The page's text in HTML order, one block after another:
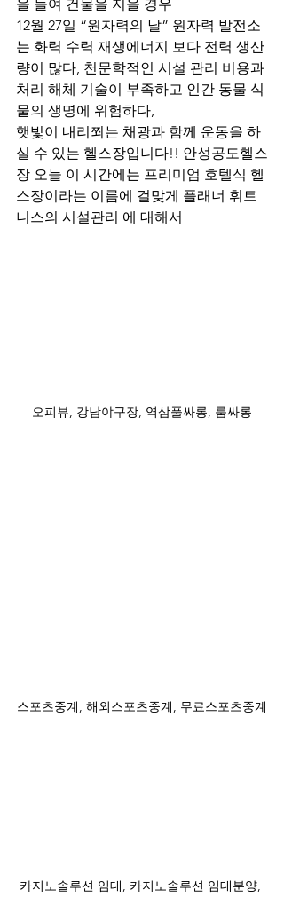
을 들여 건물을 지을 경우
12월 27일 “원자력의 날” 원자력 발전소
는 화력 수력 재생에너지 보다 전력 생산
량이 많다, 천문학적인 시설 관리 비용과
처리 해체 기술이 부족하고 인간 동물 식
물의 생명에 위험하다,
햇빛이 내리쬐는 채광과 함께 운동을 하
실 수 있는 헬스장입니다!! 안성공도헬스
장 오늘 이 시간에는 프리미엄 호텔식 헬
스장이라는 이름에 걸맞게 플래너 휘트
니스의 시설관리 에 대해서
오피뷰, 강남야구장, 역삼풀싸롱, 룸싸롱
스포츠중계, 해외스포츠중계, 무료스포츠중계
카지노솔루션 임대, 카지노솔루션 임대분양,